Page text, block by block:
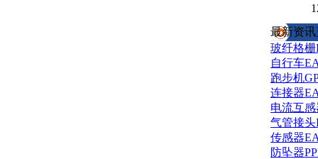
最新资讯
玻纤格
自行车
跑步机
连接器
电流互
气管接
传感器
防坠器